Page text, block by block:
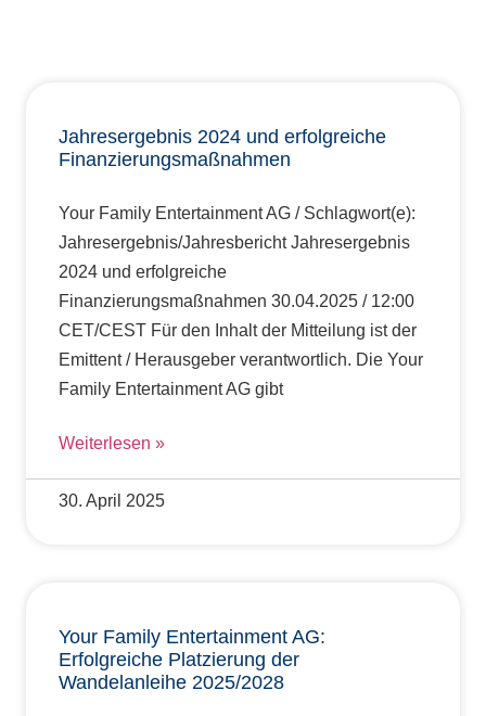
Jahresergebnis 2024 und erfolgreiche
Finanzierungsmaßnahmen
Your Family Entertainment AG / Schlagwort(e):
Jahresergebnis/Jahresbericht Jahresergebnis
2024 und erfolgreiche
Finanzierungsmaßnahmen 30.04.2025 / 12:00
CET/CEST Für den Inhalt der Mitteilung ist der
Emittent / Herausgeber verantwortlich. Die Your
Family Entertainment AG gibt
Weiterlesen »
30. April 2025
Your Family Entertainment AG:
Erfolgreiche Platzierung der
Wandelanleihe 2025/2028